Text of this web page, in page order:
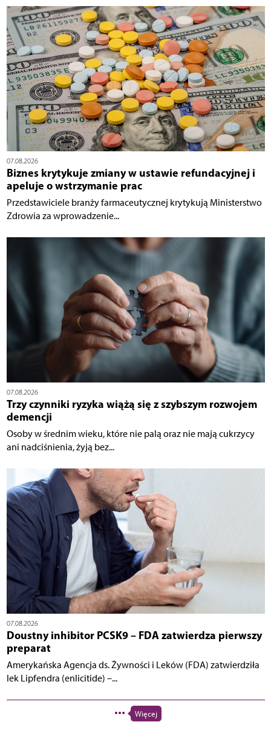
07.08.2026
Biznes krytykuje zmiany w ustawie refundacyjnej i
apeluje o wstrzymanie prac
Przedstawiciele branży farmaceutycznej krytykują Ministerstwo
Zdrowia za wprowadzenie...
07.08.2026
Trzy czynniki ryzyka wiążą się z szybszym rozwojem
demencji
Osoby w średnim wieku, które nie palą oraz nie mają cukrzycy
ani nadciśnienia, żyją bez...
07.08.2026
Doustny inhibitor PCSK9 – FDA zatwierdza pierwszy
preparat
Amerykańska Agencja ds. Żywności i Leków (FDA) zatwierdziła
lek Lipfendra (enlicitide) –...
Więcej